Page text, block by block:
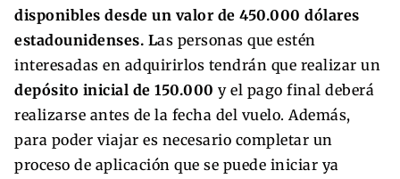
disponibles desde un valor de 450.000 dólares
estadounidenses. Las personas que estén
interesadas en adquirirlos tendrán que realizar un
depósito inicial de 150.000 y el pago final deberá
realizarse antes de la fecha del vuelo. Además,
para poder viajar es necesario completar un
proceso de aplicación que se puede iniciar ya